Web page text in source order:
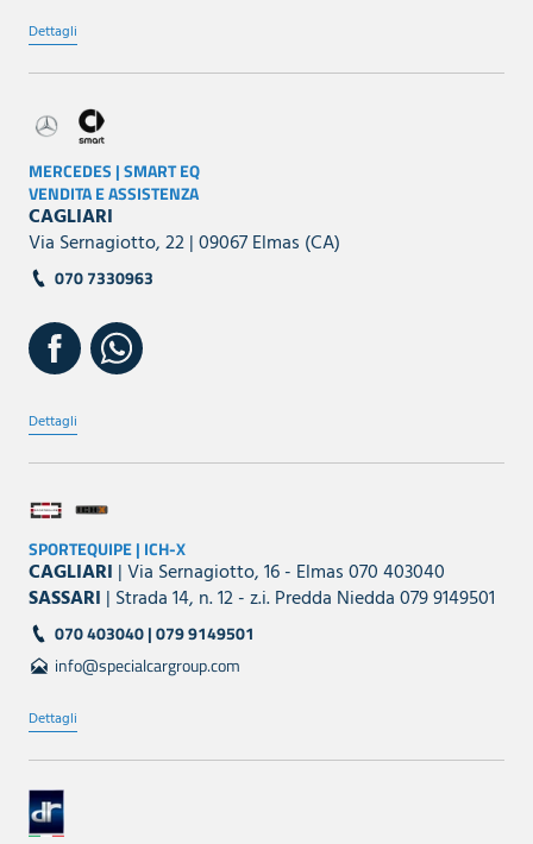
Dettagli
MERCEDES | SMART EQ
VENDITA E ASSISTENZA
CAGLIARI
Via Sernagiotto, 22 | 09067 Elmas (CA)
070 7330963
Dettagli
SPORTEQUIPE | ICH-X
CAGLIARI | Via Sernagiotto, 16 - Elmas 070 403040
SASSARI | Strada 14, n. 12 - z.i. Predda Niedda 079 9149501
070 403040 | 079 9149501
info@specialcargroup.com
Dettagli